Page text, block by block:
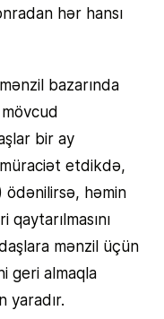
hər hansı
bazarında
bir ay
etdikdə,
ödənilirsə, həmin
mənzil üçün
geri almaqla
yaradır.